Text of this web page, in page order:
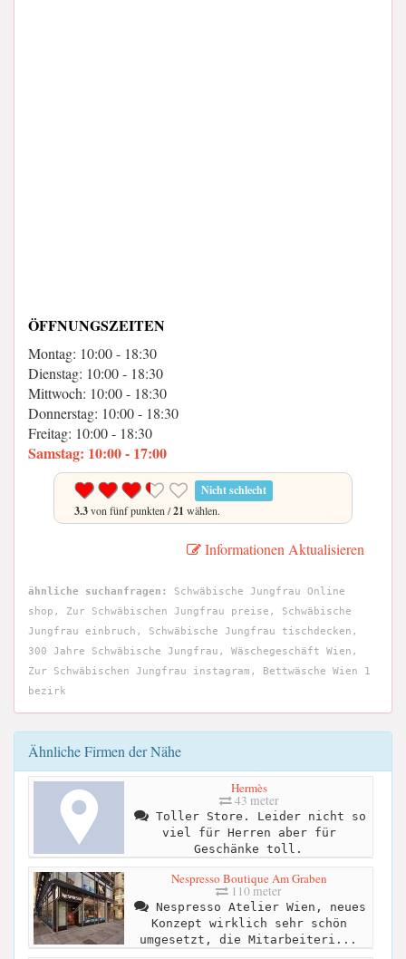
ÖFFNUNGSZEITEN
Montag: 10:00 - 18:30
Dienstag: 10:00 - 18:30
Mittwoch: 10:00 - 18:30
Donnerstag: 10:00 - 18:30
Freitag: 10:00 - 18:30
Samstag: 10:00 - 17:00
Nicht schlecht
3.3von fünf punkten /21 wählen.
Informationen Aktualisieren
ähnliche suchanfragen:
Schwäbische Jungfrau Online
shop, Zur Schwäbischen Jungfrau preise, Schwäbische
Jungfrau einbruch, Schwäbische Jungfrau tischdecken,
300 Jahre Schwäbische Jungfrau, Wäschegeschäft Wien,
Zur Schwäbischen Jungfrau instagram, Bettwäsche Wien 1
bezirk
Ähnliche Firmen der Nähe
Hermès
43 meter
Toller Store. Leider nicht so
viel für Herren aber für
Geschänke toll.
Nespresso Boutique Am Graben
110 meter
Nespresso Atelier Wien, neues
Konzept wirklich sehr schön
umgesetzt, die Mitarbeiteri...